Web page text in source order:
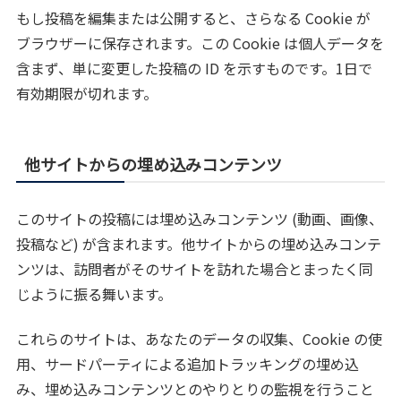
もし投稿を編集または公開すると、さらなる Cookie が
ブラウザーに保存されます。この Cookie は個人データを
含まず、単に変更した投稿の ID を示すものです。1日で
有効期限が切れます。
他サイトからの埋め込みコンテンツ
このサイトの投稿には埋め込みコンテンツ (動画、画像、
投稿など) が含まれます。他サイトからの埋め込みコンテ
ンツは、訪問者がそのサイトを訪れた場合とまったく同
じように振る舞います。
これらのサイトは、あなたのデータの収集、Cookie の使
用、サードパーティによる追加トラッキングの埋め込
み、埋め込みコンテンツとのやりとりの監視を行うこと